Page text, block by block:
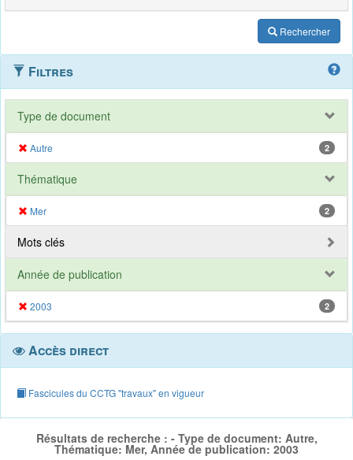
Rechercher
Filtres
Type de document
Autre 2
Thématique
Mer 2
Mots clés
Année de publication
2003 2
Accès direct
Fascicules du CCTG "travaux" en vigueur
Résultats de recherche : - Type de document: Autre,
Thématique: Mer, Année de publication: 2003